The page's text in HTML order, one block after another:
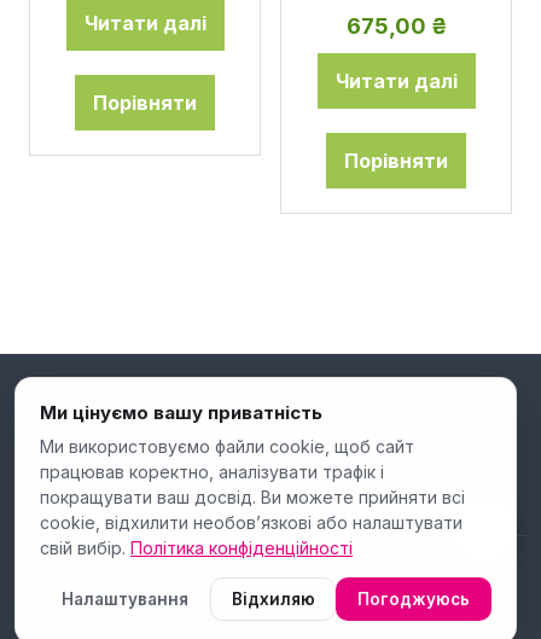
Читати далі
Порівняти
675,00 ₴
Читати далі
Порівняти
Ми цінуємо вашу приватність
Ми використовуємо файли cookie, щоб сайт
працював коректно, аналізувати трафік і
покращувати ваш досвід. Ви можете прийняти всі
cookie, відхилити необов’язкові або налаштувати
свій вибір. Політика конфіденційності
Налаштування Відхиляю Погоджуюсь